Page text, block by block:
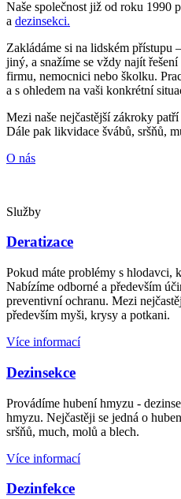
Naše společnost již od roku 1990
a dezinsekci.
Zakládáme si na lidském přístupu
jiný, a snažíme se vždy najít
firmu, nemocnici nebo školku.
a s ohledem na vaši konkrétní
Mezi naše nejčastější zákroky patří
Dále pak likvidace švábů, sršňů,
O nás
Služby
Deratizace
Pokud máte problémy s hlodavci,
Nabízíme odborné a především
preventivní ochranu. Mezi
především myši, krysy a potkani.
Více informací
Dezinsekce
Provádíme hubení hmyzu -
hmyzu. Nejčastěji se jedná o
sršňů, much, molů a blech.
Více informací
Dezinfekce